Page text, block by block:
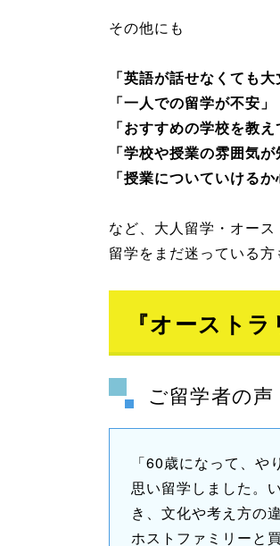
その他にも
「英語が話せなくても大
「一人での留学が不安」
「おすすめの学校を教え
「学校や授業の雰囲気が
「授業についていけるか
など、大人留学・オー
留学をまだ迷っている
『オースト
ご留学者の声
「60歳になって、
思い留学しました。
き、文化や考え方の
ホストファミリーと